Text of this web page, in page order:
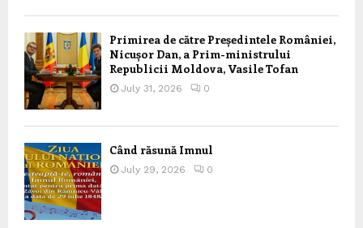
Primirea de către Președintele României,
Nicușor Dan, a Prim-ministrului
Republicii Moldova, Vasile Tofan
July 31, 2026 0
Când răsună Imnul
July 29, 2026 0